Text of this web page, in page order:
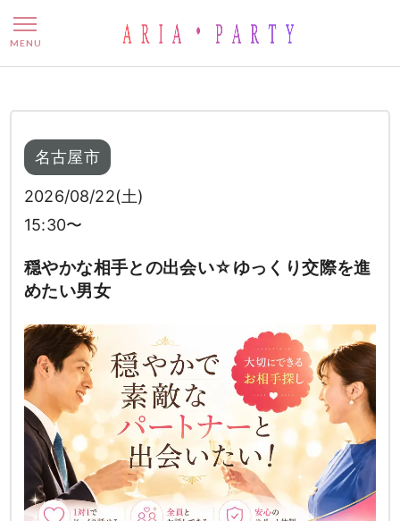
穏やかな相手との出会い☆ゆ
MENU
名古屋市
2026/08/22(土)
15:30〜
穏やかな相手との出会い☆ゆっくり交際を進
めたい男女